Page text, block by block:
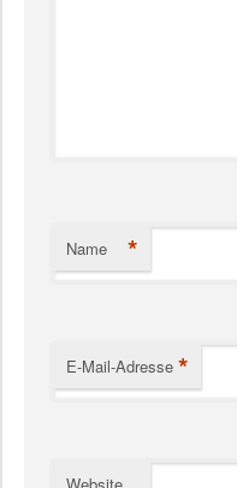
Name *
E-Mail-Adresse *